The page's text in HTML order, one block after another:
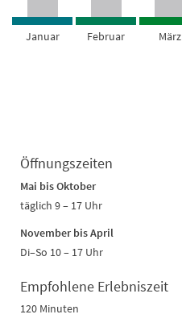
Januar Februar März
Öffnungszeiten
Mai bis Oktober
täglich 9 – 17 Uhr
November bis April
Di–So 10 – 17 Uhr
Empfohlene Erlebniszeit
120 Minuten